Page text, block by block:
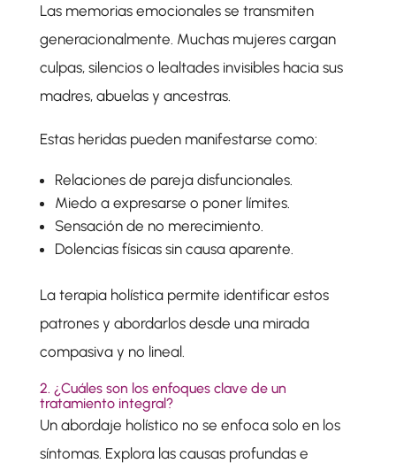
Las memorias emocionales se transmiten
generacionalmente. Muchas mujeres cargan
culpas, silencios o lealtades invisibles hacia sus
madres, abuelas y ancestras.
Estas heridas pueden manifestarse como:
Relaciones de pareja disfuncionales.
Miedo a expresarse o poner límites.
Sensación de no merecimiento.
Dolencias físicas sin causa aparente.
La terapia holística permite identificar estos
patrones y abordarlos desde una mirada
compasiva y no lineal.
2. ¿Cuáles son los enfoques clave de un
tratamiento integral?
Un abordaje holístico no se enfoca solo en los
síntomas. Explora las causas profundas e